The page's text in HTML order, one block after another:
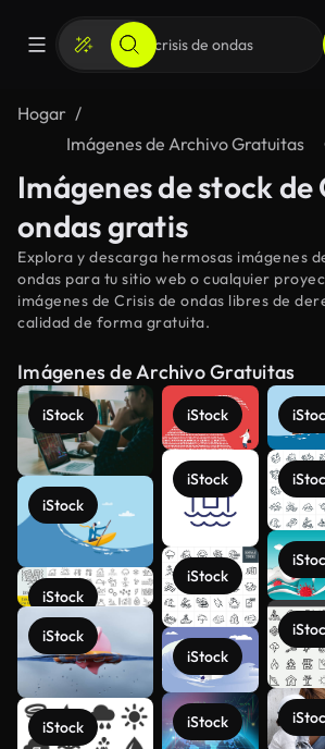
Hogar
Imágenes de Archivo Gratuitas
Imágenes de stock de
ondas gratis
Explora y descarga hermosas imágenes
ondas para tu sitio web o cualquier
imágenes de Crisis de ondas libres de
calidad de forma gratuita.
Imágenes de Archivo Gratuitas
iStock
iStock
iStock
iStock
iStock
iStock
iStock
iStock
iStock
iStock